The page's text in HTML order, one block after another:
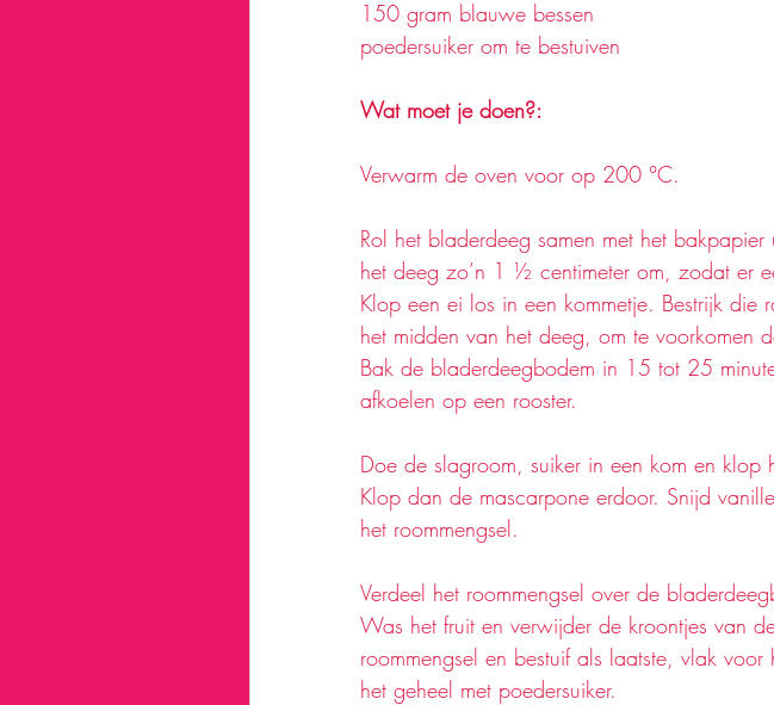
150 gram blauwe bessen
poedersuiker om te bestuiven
Wat moet je doen?:
Verwarm de oven voor op 200 °C.
Rol het bladerdeeg samen met het
het deeg zo’n 1 ½ centimeter om, zodat er
Klop een ei los in een kommetje. Bestrijk die
het midden van het deeg, om te voorkomen
Bak de bladerdeegbodem in 15 tot 25
afkoelen op een rooster.
Doe de slagroom, suiker in een kom en klop
Klop dan de mascarpone erdoor. Snijd
het roommengsel.
Verdeel het roommengsel over de
Was het fruit en verwijder de kroontjes van
roommengsel en bestuif als laatste, vlak voor
het geheel met poedersuiker.